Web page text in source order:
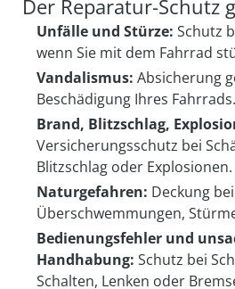
Der Reparatur-Schutz
Unfälle und Stürze: Schutz
wenn Sie mit dem Fahrrad
Vandalismus: Absicherung
Beschädigung Ihres Fahrrads.
Brand, Blitzschlag,
Versicherungsschutz bei
Blitzschlag oder Explosionen.
Naturgefahren: Deckung
Überschwemmungen,
Bedienungsfehler und
Handhabung: Schutz bei
Schalten, Lenken oder